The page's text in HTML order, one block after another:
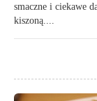
smaczne i ciekawe
kiszoną....